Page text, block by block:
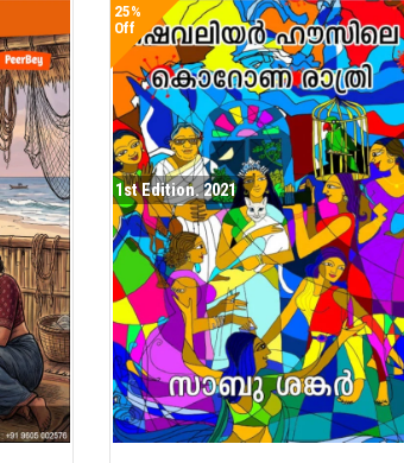
25%
Off
1st Edition. 2021